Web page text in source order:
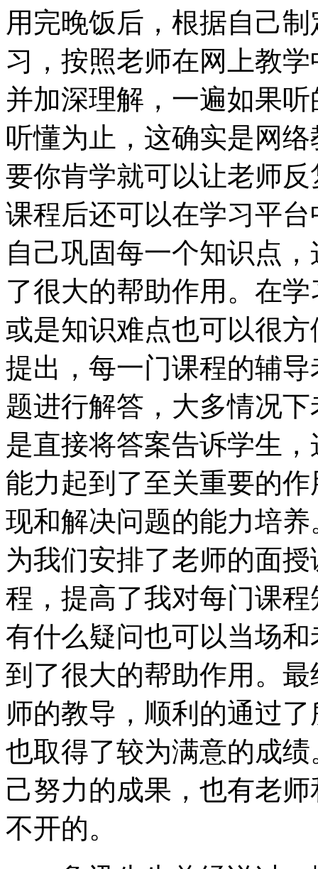
用完晚饭后，根据自己
习，按照老师在网上教
并加深理解，一遍如果
听懂为止，这确实是网
要你肯学就可以让老师
课程后还可以在学习平
自己巩固每一个知识点
了很大的帮助作用。在
或是知识难点也可以很
提出，每一门课程的辅
题进行解答，大多情况
是直接将答案告诉学生
能力起到了至关重要的
现和解决问题的能力培
为我们安排了老师的面
程，提高了我对每门课
有什么疑问也可以当场
到了很大的帮助作用。
师的教导，顺利的通过
也取得了较为满意的成
己努力的成果，也有老
不开的。